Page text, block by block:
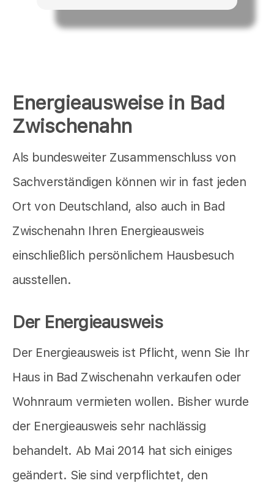
Energieausweise in Bad
Zwischenahn
Als bundesweiter Zusammenschluss von
Sachverständigen können wir in fast jeden
Ort von Deutschland, also auch in Bad
Zwischenahn Ihren Energieausweis
einschließlich persönlichem Hausbesuch
ausstellen.
Der Energieausweis
Der Energieausweis ist Pflicht, wenn Sie Ihr
Haus in Bad Zwischenahn verkaufen oder
Wohnraum vermieten wollen. Bisher wurde
der Energieausweis sehr nachlässig
behandelt. Ab Mai 2014 hat sich einiges
geändert. Sie sind verpflichtet, den